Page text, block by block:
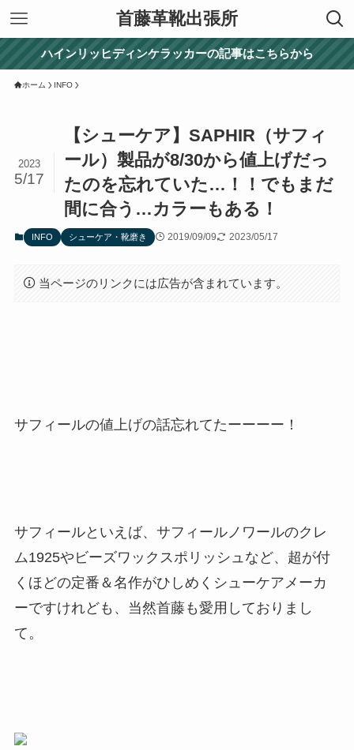
首藤革靴出張所
ハインリッヒディンケラッカーの記事はこちらから
ホーム INFO
【シューケア】SAPHIR（サフィ
ール）製品が8/30から値上げだっ
たのを忘れていた…！！でもまだ
間に合う…カラーもある！
2023
5/17
INFO シューケア・靴磨き 2019/09/09 2023/05/17
当ページのリンクには広告が含まれています。
サフィールの値上げの話忘れてたーーーー！
サフィールといえば、サフィールノワールのクレ
ム1925やビーズワックスポリッシュなど、超が付
くほどの定番＆名作がひしめくシューケアメーカ
ーですけれども、当然首藤も愛用しておりまし
て。